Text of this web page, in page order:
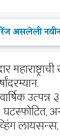
रेंज असलेली
घटस्फोटित,